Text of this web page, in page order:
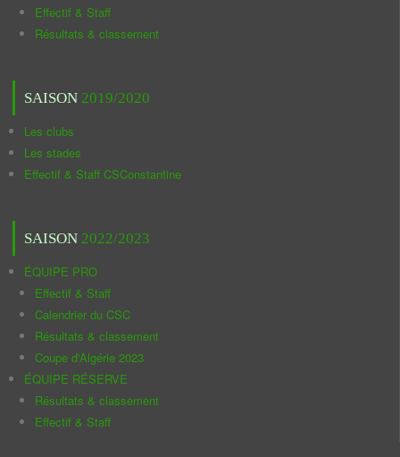
Effectif & Staff
Résultats & classement
SAISON 2019/2020
Les clubs
Les stades
Effectif & Staff CSConstantine
SAISON 2022/2023
ÉQUIPE PRO
Effectif & Staff
Calendrier du CSC
Résultats & classement
Coupe d'Algérie 2023
ÉQUIPE RÉSERVE
Résultats & classement
Effectif & Staff